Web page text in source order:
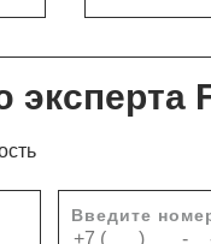
эксперта
Введите